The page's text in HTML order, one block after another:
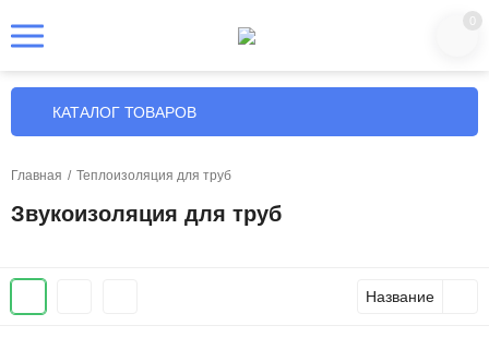
0
КАТАЛОГ ТОВАРОВ
Главная / Теплоизоляция для труб
Звукоизоляция для труб
Название